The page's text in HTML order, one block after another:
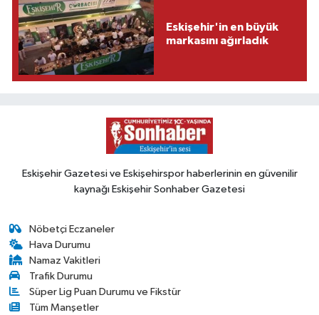
Eskişehir'in en büyük
markasını ağırladık
Eskişehir Gazetesi ve Eskişehirspor haberlerinin en güvenilir
kaynağı Eskişehir Sonhaber Gazetesi
Nöbetçi Eczaneler
Hava Durumu
Namaz Vakitleri
Trafik Durumu
Süper Lig Puan Durumu ve Fikstür
Tüm Manşetler